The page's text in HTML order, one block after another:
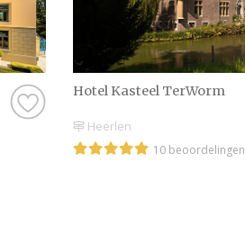
Hotel Kasteel TerWorm
Heerlen
10 beoordelingen